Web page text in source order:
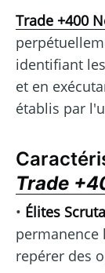
Trade +400
identifiant
et en
établis par
Trade
• Élites
permanence
repérer des